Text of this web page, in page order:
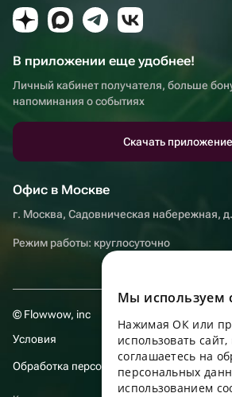
В приложении еще удобнее!
Личный кабинет получателя, больше
напоминания о событиях
Скачать приложение
Офис в Москве
г. Москва, Садовническая набережная,
Режим работы: круглосуточно
© Flowwow, inc
Условия
Обработка персональных данных
Мы используем
Нажимая ОК или
использовать сайт,
соглашаетесь на
персональных
использованием